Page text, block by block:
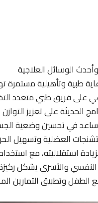
الوسائل العلاجية
طبية وتأهيلية مستمرة
على فريق طبي متعدد
على تعزيز
يساعد في تحسين وضعية
العضلية وتسهيل
استقلاليته، مع
والأسري يشكل ركيزة
وتطبيق التمارين